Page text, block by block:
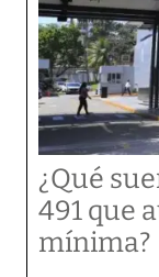
¿Qué
491 que
mínima?